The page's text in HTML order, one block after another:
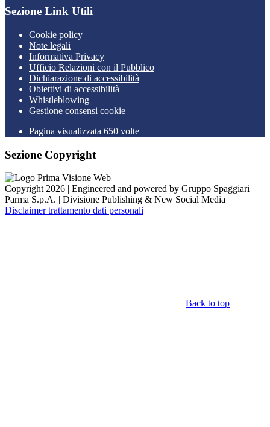
Sezione Link Utili
Cookie policy
Note legali
Informativa Privacy
Ufficio Relazioni con il Pubblico
Dichiarazione di accessibilità
Obiettivi di accessibilità
Whistleblowing
Gestione consensi cookie
Pagina visualizzata 650 volte
Sezione Copyright
Copyright 2026 | Engineered and powered by Gruppo Spaggiari
Parma S.p.A. | Divisione Publishing & New Social Media
Disclaimer trattamento dati personali
Back to top